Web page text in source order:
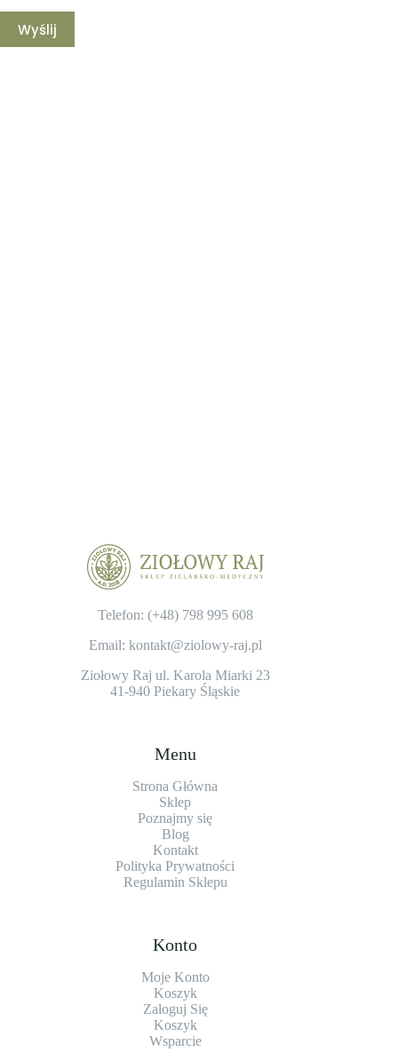
Wyślij
Telefon: (+48) 798 995 608
Email: kontakt@ziolowy-raj.pl
Ziołowy Raj ul. Karola Miarki 23
41-940 Piekary Śląskie
Menu
Strona Główna
Sklep
Poznajmy się
Blog
Kontakt
Polityka Prywatności
Regulamin Sklepu
Konto
Moje Konto
Koszyk
Zaloguj Się
Koszyk
Wsparcie